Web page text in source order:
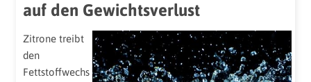
auf den Gewichtsverlust
Zitrone treibt
den
Fettstoffwechs